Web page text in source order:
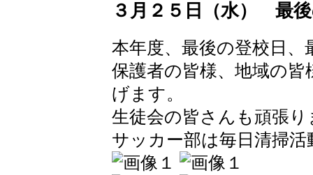
３月２５日（水） 最
本年度、最後の登校日
保護者の皆様、地域の
げます。
生徒会の皆さんも頑張り
サッカー部は毎日清掃